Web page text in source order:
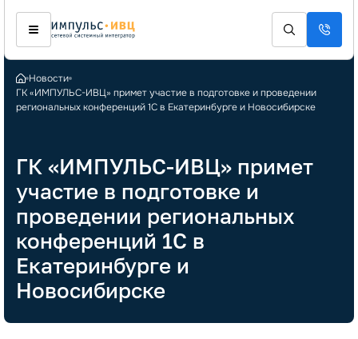
Новости
ГК «ИМПУЛЬС-ИВЦ» примет участие в подготовке и проведении
региональных конференций 1С в Екатеринбурге и Новосибирске
ГК «ИМПУЛЬС-ИВЦ» примет
участие в подготовке и
проведении региональных
конференций 1С в
Екатеринбурге и
Новосибирске